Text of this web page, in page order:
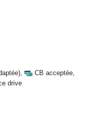
, CB acceptée,
drive